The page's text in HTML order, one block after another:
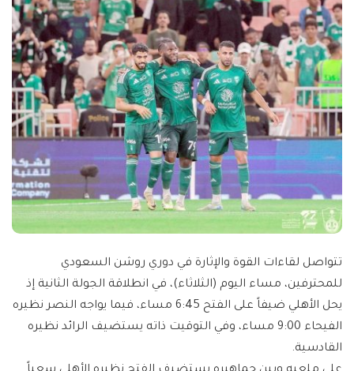
تتواصل لقاءات القوة والإثارة في دوري روشن السعودي
للمحترفين، مساء اليوم (الثلاثاء)، في انطلاقة الجولة الثانية إذ
يحل الأهلي ضيفاً على الفتح 6:45 مساء، فيما يواجه النصر نظيره
الفيحاء 9:00 مساء، وفي التوقيت ذاته يستضيف الرائد نظيره
القادسية.